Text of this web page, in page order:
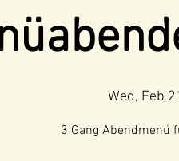
Wed, Feb
3 Gang Abendmenü